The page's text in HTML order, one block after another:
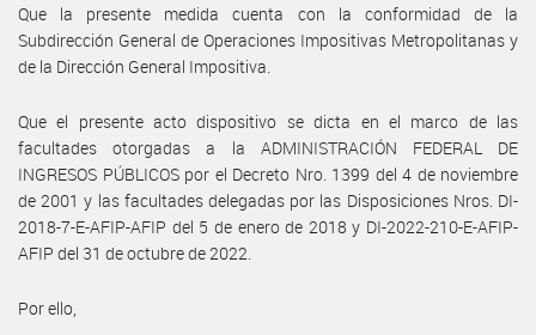
Que la presente medida cuenta con la conformidad de la
Subdirección General de Operaciones Impositivas Metropolitanas y
de la Dirección General Impositiva.
Que el presente acto dispositivo se dicta en el marco de las
facultades otorgadas a la ADMINISTRACIÓN FEDERAL DE
INGRESOS PÚBLICOS por el Decreto Nro. 1399 del 4 de noviembre
de 2001 y las facultades delegadas por las Disposiciones Nros. DI-
2018-7-E-AFIP-AFIP del 5 de enero de 2018 y DI-2022-210-E-AFIP-
AFIP del 31 de octubre de 2022.
Por ello,